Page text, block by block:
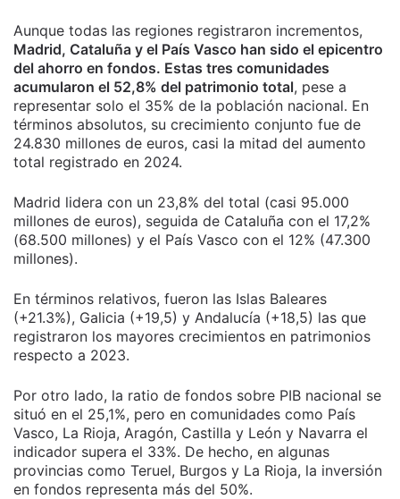
Aunque todas las regiones registraron incrementos,
Madrid, Cataluña y el País Vasco han sido el epicentro
del ahorro en fondos. Estas tres comunidades
acumularon el 52,8% del patrimonio total, pese a
representar solo el 35% de la población nacional. En
términos absolutos, su crecimiento conjunto fue de
24.830 millones de euros, casi la mitad del aumento
total registrado en 2024.
Madrid lidera con un 23,8% del total (casi 95.000
millones de euros), seguida de Cataluña con el 17,2%
(68.500 millones) y el País Vasco con el 12% (47.300
millones).
En términos relativos, fueron las Islas Baleares
(+21.3%), Galicia (+19,5) y Andalucía (+18,5) las que
registraron los mayores crecimientos en patrimonios
respecto a 2023.
Por otro lado, la ratio de fondos sobre PIB nacional se
situó en el 25,1%, pero en comunidades como País
Vasco, La Rioja, Aragón, Castilla y León y Navarra el
indicador supera el 33%. De hecho, en algunas
provincias como Teruel, Burgos y La Rioja, la inversión
en fondos representa más del 50%.